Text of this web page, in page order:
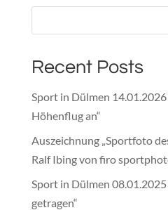
Recent Posts
Sport in Dülmen
Höhenflug an“
Auszeichnung „Sportfoto
Ralf Ibing von firo
Sport in Dülmen
getragen“